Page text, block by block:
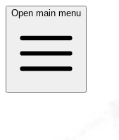
Open main menu